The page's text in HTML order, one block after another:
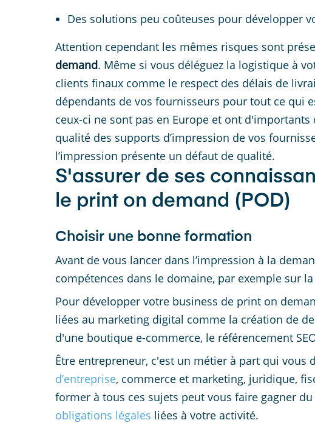
Des solutions peu coûteuses pour développer
Attention cependant les mêmes risques sont
demand. Même si vous déléguez la logistique à
clients finaux comme le respect des délais de
dépendants de vos fournisseurs pour tout ce qui
ceux-ci ne sont pas en Europe et ont
qualité des supports d’impression de vos
l’impression présente un défaut de qualité.
S'assurer de ses
le print on demand (POD)
Choisir une bonne formation
Avant de vous lancer dans l’impression à la
compétences dans le domaine, par exemple sur
Pour développer votre business de print on
liées au marketing digital comme la création de
d'une boutique e-commerce, le référencement
Être entrepreneur, c'est un métier à part qui vous
d’entreprise, commerce et marketing, juridique,
former à tous ces sujets peut vous faire gagner
obligations légales liées à votre activité.